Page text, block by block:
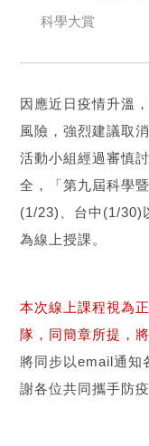
科學大賞
因應近日疫情升溫
風險，強烈建議取
活動小組經過審慎
全，「第九屆科學
(1/23)、台中(1/30)
為線上授課。
本次線上課程視為
隊，同簡章所提，
將同步以email通知
謝各位共同攜手防